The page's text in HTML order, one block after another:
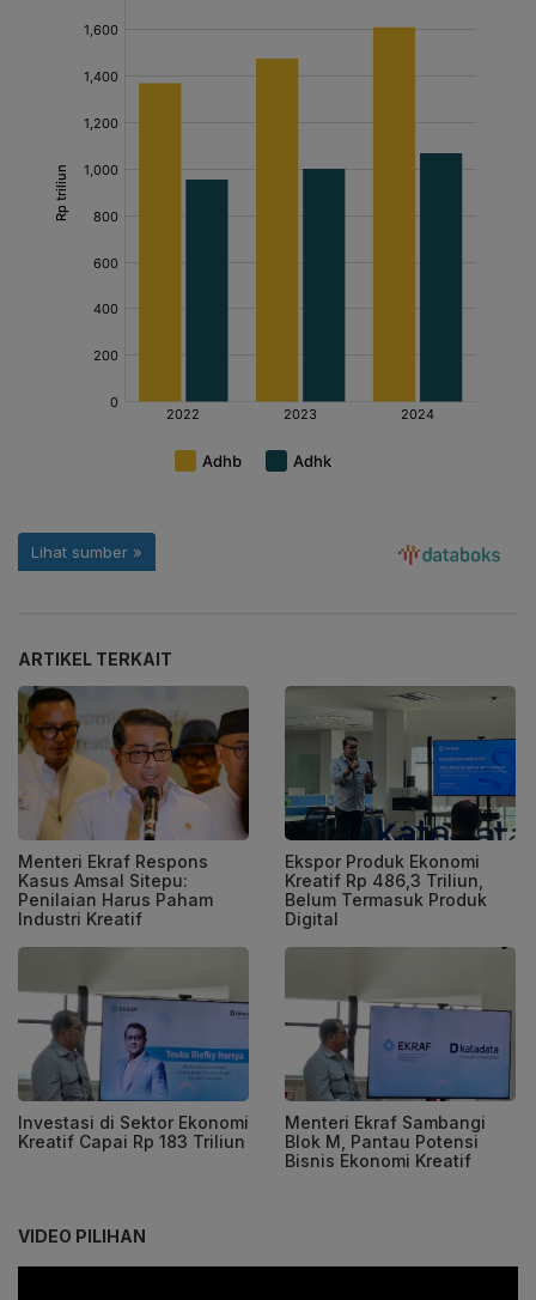
ARTIKEL TERKAIT
Menteri Ekraf Respons
Kasus Amsal Sitepu:
Penilaian Harus Paham
Industri Kreatif
Ekspor Produk Ekonomi
Kreatif Rp 486,3 Triliun,
Belum Termasuk Produk
Digital
Investasi di Sektor Ekonomi
Kreatif Capai Rp 183 Triliun
Menteri Ekraf Sambangi
Blok M, Pantau Potensi
Bisnis Ekonomi Kreatif
VIDEO PILIHAN